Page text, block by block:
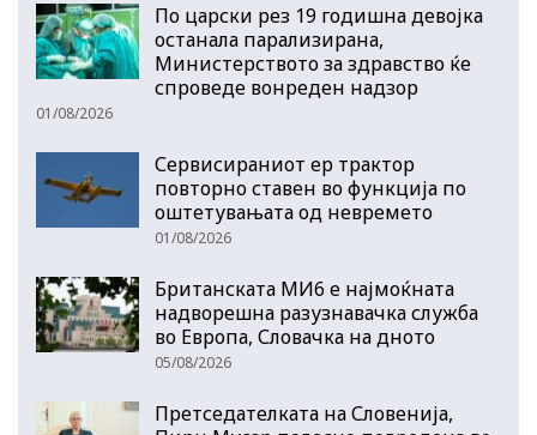
По царски рез 19 годишна девојка
останала парализирана,
Министерството за здравство ќе
спроведе вонреден надзор
01/08/2026
Сервисираниот ер трактор
повторно ставен во функција по
оштетувањата од невремето
01/08/2026
Британската МИ6 е најмоќната
надворешна разузнавачка служба
во Европа, Словачка на дното
05/08/2026
Претседателката на Словенија,